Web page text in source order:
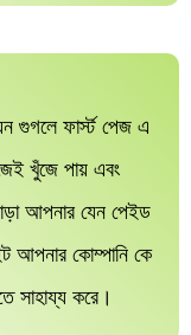
ফার্স্ট পেজ এ
খুঁজে পায় এবং
আপনার যেন পেইড
আপনার কোম্পানি কে
সাহায্য করে।